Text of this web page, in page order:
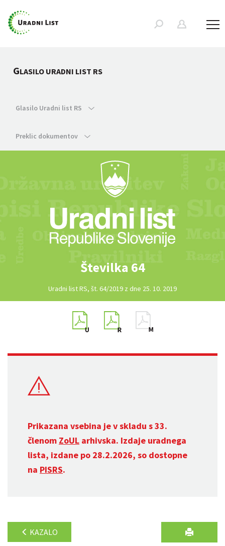
GLASILO URADNI LIST RS
Glasilo Uradni list RS
Preklic dokumentov
Številka 64
Uradni list RS, št. 64/2019 z dne 25. 10. 2019
Prikazana vsebina je v skladu s 33.
členom ZoUL arhivska. Izdaje uradnega
lista, izdane po 28.2.2026, so dostopne
na PISRS.
KAZALO